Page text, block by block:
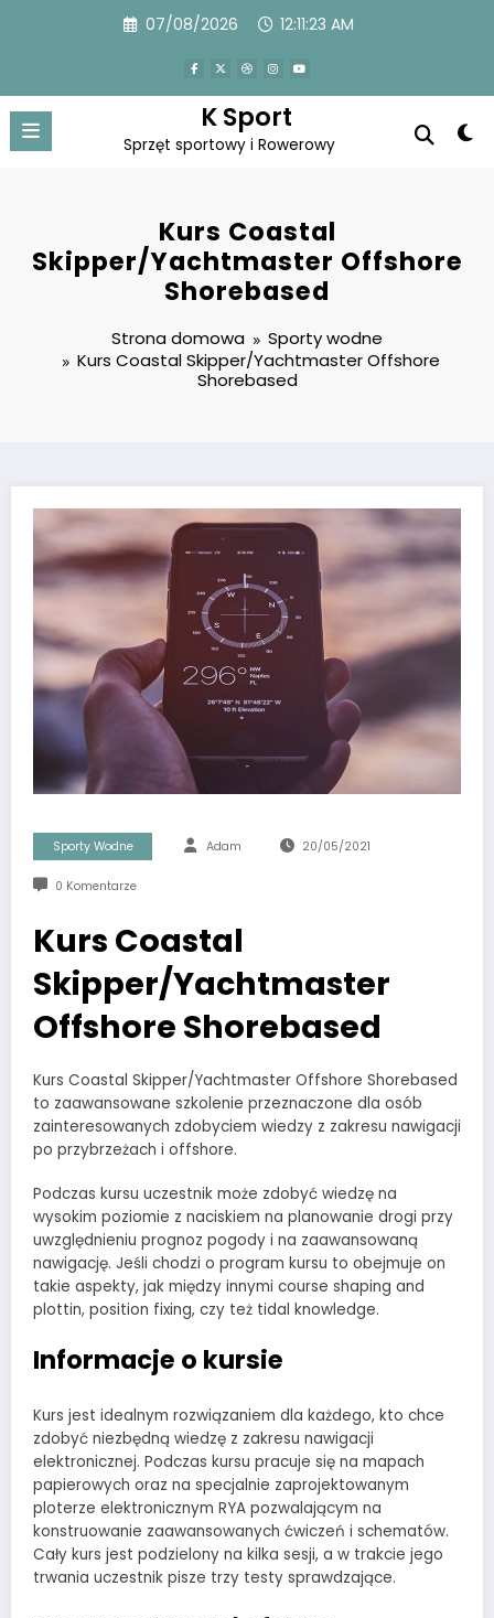
07/08/2026 12:11:24 AM
K Sport
Sprzęt sportowy i Rowerowy
Kurs Coastal
Skipper/Yachtmaster Offshore
Shorebased
Strona domowa
Sporty wodne
Kurs Coastal Skipper/Yachtmaster Offshore
Shorebased
Sporty Wodne Adam 20/05/2021
0 Komentarze
Kurs Coastal
Skipper/Yachtmaster
Offshore Shorebased
Kurs Coastal Skipper/Yachtmaster Offshore Shorebased
to zaawansowane szkolenie przeznaczone dla osób
zainteresowanych zdobyciem wiedzy z zakresu nawigacji
po przybrzeżach i offshore.
Podczas kursu uczestnik może zdobyć wiedzę na
wysokim poziomie z naciskiem na planowanie drogi przy
uwzględnieniu prognoz pogody i na zaawansowaną
nawigację. Jeśli chodzi o program kursu to obejmuje on
takie aspekty, jak między innymi course shaping and
plottin, position fixing, czy też tidal knowledge.
Informacje o kursie
Kurs jest idealnym rozwiązaniem dla każdego, kto chce
zdobyć niezbędną wiedzę z zakresu nawigacji
elektronicznej. Podczas kursu pracuje się na mapach
papierowych oraz na specjalnie zaprojektowanym
ploterze elektronicznym RYA pozwalającym na
konstruowanie zaawansowanych ćwiczeń i schematów.
Cały kurs jest podzielony na kilka sesji, a w trakcie jego
trwania uczestnik pisze trzy testy sprawdzające.